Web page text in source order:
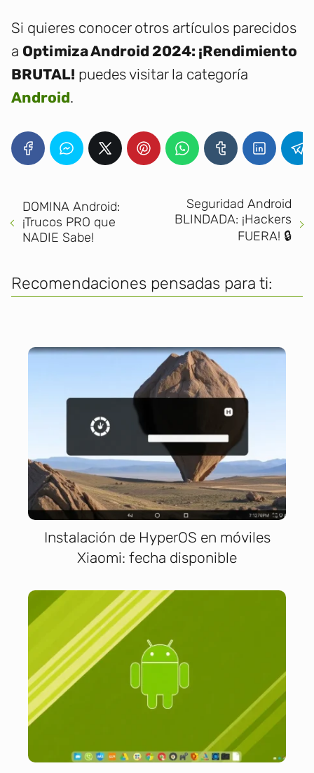
Si quieres conocer otros artículos parecidos
a Optimiza Android 2024: ¡Rendimiento
BRUTAL! puedes visitar la categoría
Android.
DOMINA Android:
¡Trucos PRO que
NADIE Sabe!
Seguridad Android
BLINDADA: ¡Hackers
FUERA! 🔒
Recomendaciones pensadas para ti:
Instalación de HyperOS en móviles
Xiaomi: fecha disponible